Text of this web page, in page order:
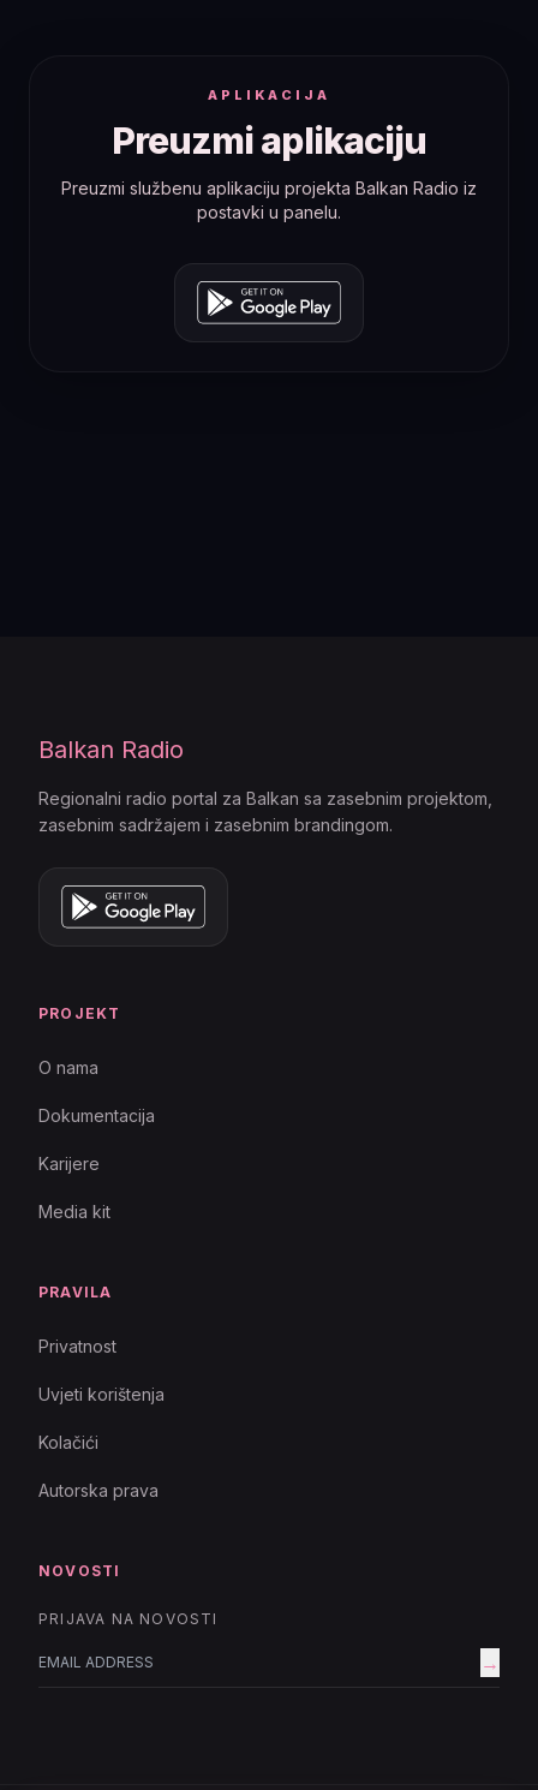
APLIKACIJA
Preuzmi aplikaciju
Preuzmi službenu aplikaciju projekta Balkan Radio iz
postavki u panelu.
Balkan Radio
Regionalni radio portal za Balkan sa zasebnim projektom,
zasebnim sadržajem i zasebnim brandingom.
PROJEKT
O nama
Dokumentacija
Karijere
Media kit
PRAVILA
Privatnost
Uvjeti korištenja
Kolačići
Autorska prava
NOVOSTI
PRIJAVA NA NOVOSTI
→